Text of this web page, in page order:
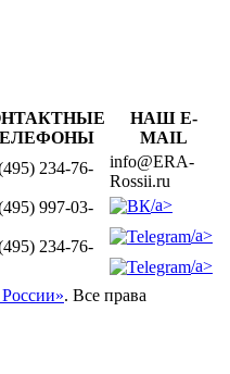
НАШ E-
MAIL
234-76-
997-03-
234-76-
info@ERA-
Rossii.ru
/a>
/a>
/a>
. Все права